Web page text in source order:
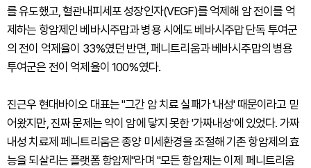
를 유도했고, 혈관내피세포 성장인자(VEGF)를 억제해 암 전이를 억
제하는 항암제인 베바시주맙과 병용 시에도 베바시주맙 단독 투여군
의 전이 억제율이 33%였던 반면, 페니트리움과 베바시주맙의 병용
투여군은 전이 억제율이 100%였다.
진근우 현대바이오 대표는 "그간 암 치료 실패가 '내성' 때문이라고 믿
어왔지만, 진짜 문제는 약이 암에 닿지 못한 '가짜내성'에 있었다. 가짜
내성 치료제 페니트리움은 종양 미세환경을 조절해 기존 항암제의 효
능을 되살리는 플랫폼 항암제"라며 "모든 항암제는 이제 페니트리움